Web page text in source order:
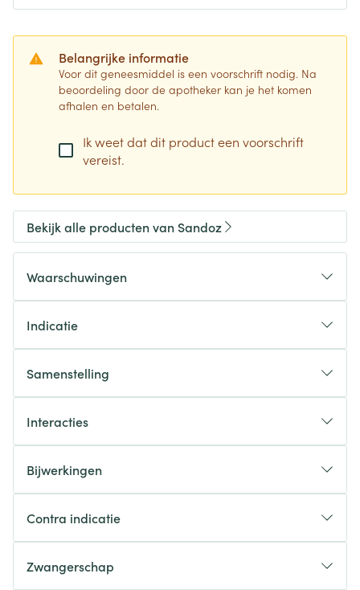
Belangrijke informatie
Voor dit geneesmiddel is een voorschrift nodig. Na
beoordeling door de apotheker kan je het komen
afhalen en betalen.
Ik weet dat dit product een voorschrift
vereist.
Bekijk alle producten van Sandoz
Waarschuwingen
Indicatie
Samenstelling
Interacties
Bijwerkingen
Contra indicatie
Zwangerschap